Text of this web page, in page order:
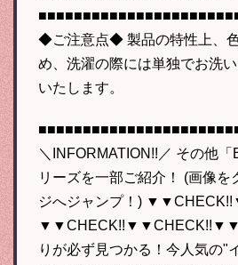
◆ご注意点◆ 製品の特性上、
め、洗濯の際には単独でお洗
いたします。
＼INFORMATION!!／ その他
リーズを一部ご紹介！ (画像を
ジへジャンプ！)
▼▼CHECK!!▼▼CHECK!!▼▼
りが必ず見つかる！今人気の"